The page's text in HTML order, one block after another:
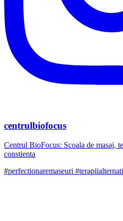
centrulbiofocus
Centrul BioFocus: Scoala de masaj,
constienta
#perfectionaremaseuri